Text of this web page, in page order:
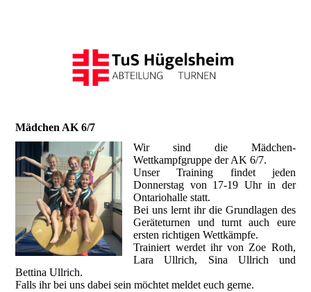
Mädchen AK 6/7
Wir sind die Mädchen-
Wettkampfgruppe der AK 6/7.
Unser Training findet jeden
Donnerstag von 17-19 Uhr in der
Ontariohalle statt.
Bei uns lernt ihr die Grundlagen des
Geräteturnen und turnt auch eure
ersten richtigen Wettkämpfe.
Trainiert werdet ihr von Zoe Roth,
Lara Ullrich, Sina Ullrich und
Bettina Ullrich.
Falls ihr bei uns dabei sein möchtet meldet euch gerne.